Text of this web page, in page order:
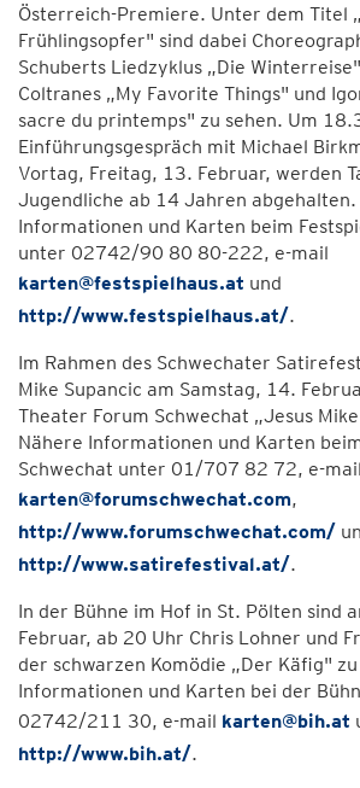
Österreich-Premiere. Unter dem Titel
Frühlingsopfer" sind dabei
Schuberts Liedzyklus „Die
Coltranes „My Favorite Things" und
sacre du printemps" zu sehen. Um
Einführungsgespräch mit Michael
Vortag, Freitag, 13. Februar, werden
Jugendliche ab 14 Jahren abgehalten.
Informationen und Karten beim
unter 02742/90 80 80-222, e-mail
karten@festspielhaus.at und
http://www.festspielhaus.at/.
Im Rahmen des Schwechater
Mike Supancic am Samstag, 14.
Theater Forum Schwechat „Jesus
Nähere Informationen und Karten
Schwechat unter 01/707 82 72, e-mail
karten@forumschwechat.com,
http://www.forumschwechat.com/
http://www.satirefestival.at/.
In der Bühne im Hof in St. Pölten sind
Februar, ab 20 Uhr Chris Lohner und
der schwarzen Komödie „Der Käfig"
Informationen und Karten bei der
02742/211 30, e-mail karten@bih.at
http://www.bih.at/.